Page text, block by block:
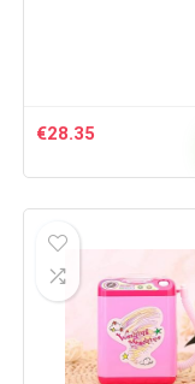
€28.35